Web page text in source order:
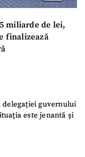
miliarde de lei,
finalizează
delegației guvernului
este jenantă și